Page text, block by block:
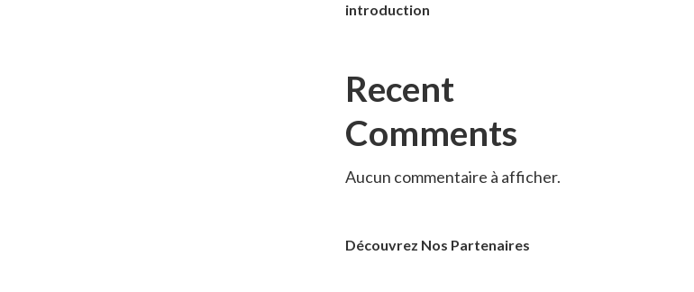
introduction
Recent
Comments
Aucun commentaire à afficher.
Découvrez Nos Partenaires